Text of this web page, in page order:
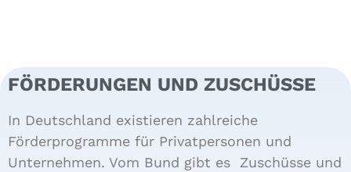
FÖRDERUNGEN UND ZUSCHÜSSE
In Deutschland existieren zahlreiche
Förderprogramme für Privatpersonen und
Unternehmen. Vom Bund gibt es Zuschüsse und